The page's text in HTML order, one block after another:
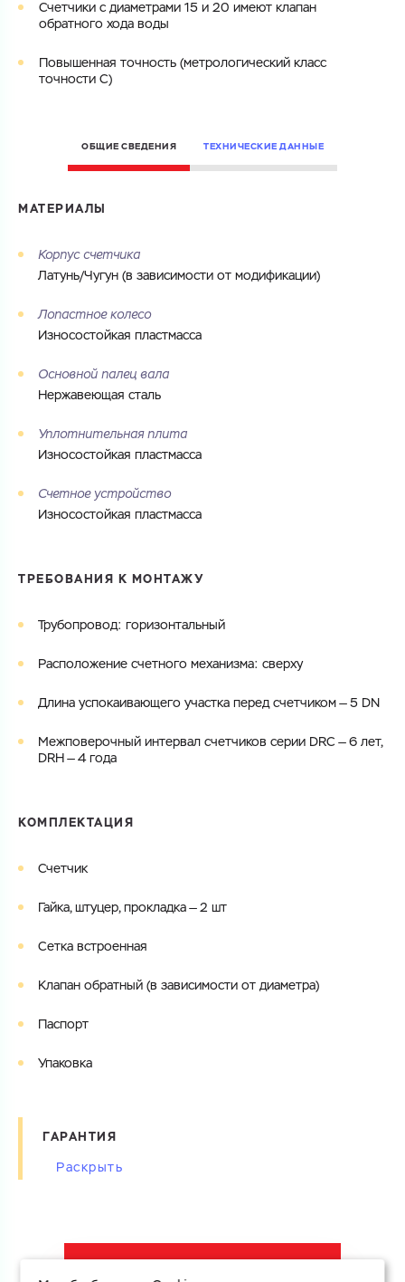
Cоглашаюсь на обработку
ОТПРАВИТЬ
МБ)
Cоглашаюсь на обработкуперсональных данных
Счетчики с диаметрами 15 и 20 имеют клапан
обратного хода воды
Повышенная точность (метрологический класс
точности C)
ОБЩИЕ СВЕДЕНИЯ ТЕХНИЧЕСКИЕ ДАННЫЕ
МАТЕРИАЛЫ
Корпус счетчика
Латунь/Чугун (в зависимости от модификации)
Лопастное колесо
Износостойкая пластмасса
Основной палец вала
Нержавеющая сталь
Уплотнительная плита
Износостойкая пластмасса
Счетное устройство
Износостойкая пластмасса
ТРЕБОВАНИЯ К МОНТАЖУ
Трубопровод: горизонтальный
Расположение счетного механизма: сверху
Длина успокаивающего участка перед счетчиком — 5 DN
Межповерочный интервал счетчиков серии DRC — 6 лет,
DRH — 4 года
КОМПЛЕКТАЦИЯ
Счетчик
Гайка, штуцер, прокладка — 2 шт
Сетка встроенная
Клапан обратный (в зависимости от диаметра)
Паспорт
Упаковка
ГАРАНТИЯ
Гарантийный срок эксплуатации судоходных счетчиков